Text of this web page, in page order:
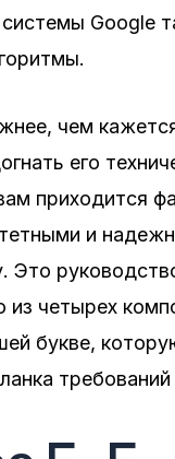
Google
чем
его
приходится
и
Это
из четырех
букве,